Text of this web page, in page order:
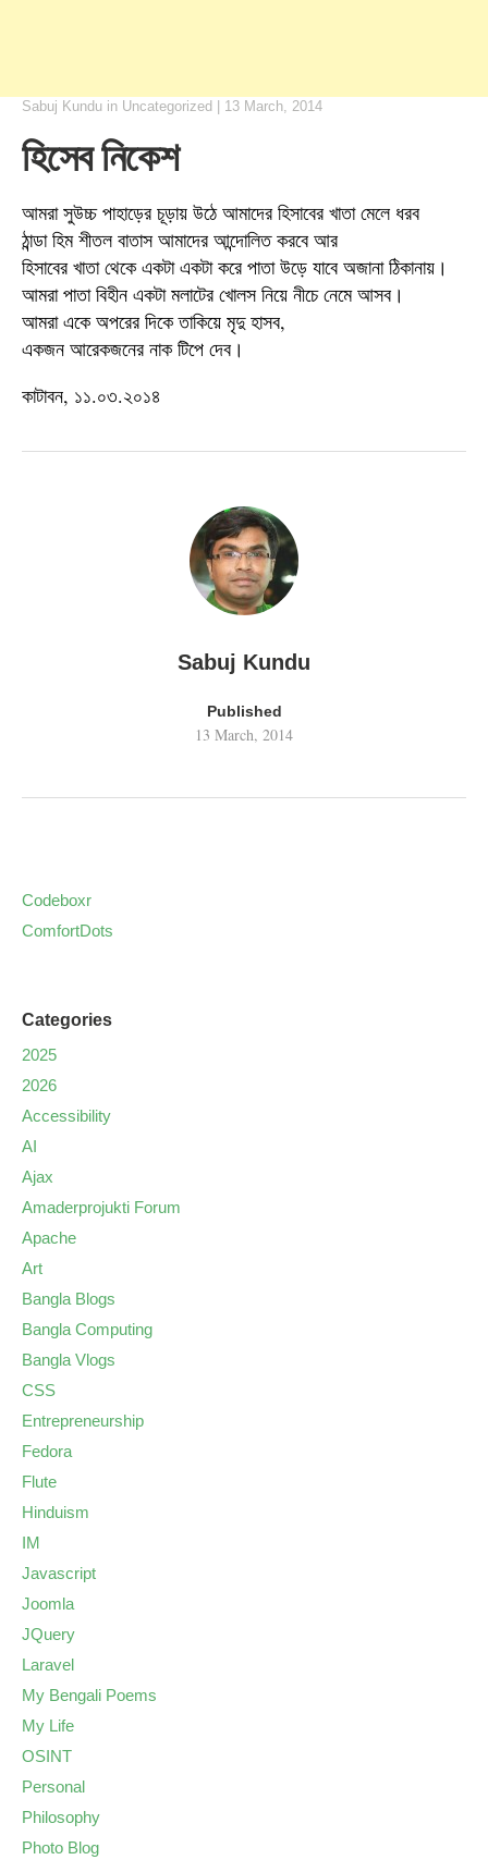
Sabuj Kundu in Uncategorized 13 March, 2014
হিসেব নিকেশ
আমরা সুউচ্চ পাহাড়ের চূড়ায় উঠে আমাদের হিসাবের খাতা মেলে ধরব
ঠান্ডা হিম শীতল বাতাস আমাদের আন্দোলিত করবে আর
হিসাবের খাতা থেকে একটা একটা করে পাতা উড়ে যাবে অজানা ঠিকানায়।
আমরা পাতা বিহীন একটা মলাটের খোলস নিয়ে নীচে নেমে আসব।
আমরা একে অপরের দিকে তাকিয়ে মৃদু হাসব,
একজন আরেকজনের নাক টিপে দেব।
কাটাবন, ১১.০৩.২০১৪
Sabuj Kundu
Published
13 March, 2014
Codeboxr
ComfortDots
Categories
2025
2026
Accessibility
AI
Ajax
Amaderprojukti Forum
Apache
Art
Bangla Blogs
Bangla Computing
Bangla Vlogs
CSS
Entrepreneurship
Fedora
Flute
Hinduism
IM
Javascript
Joomla
JQuery
Laravel
My Bengali Poems
My Life
OSINT
Personal
Philosophy
Photo Blog